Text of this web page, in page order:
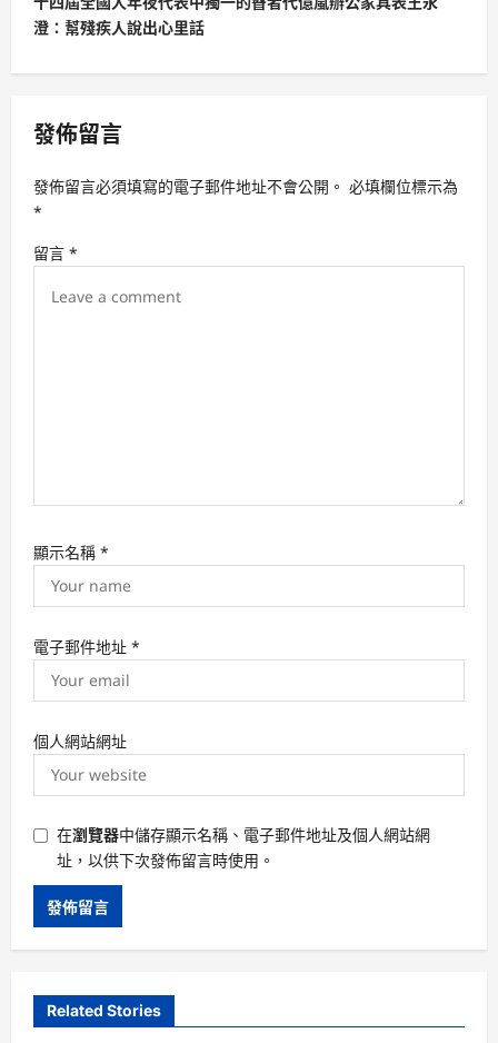
n
a
v
g
a
t
i
澄：幫殘疾人說出心里話
發佈留言
發佈留言必須填寫的電子郵件地址不會公開。 必填欄位標示為
*
留言 *
顯示名稱 *
電子郵件地址 *
個人網站網址
在瀏覽器中儲存顯示名稱、電子郵件地址及個人網站網
址，以供下次發佈留言時使用。
Related Stories